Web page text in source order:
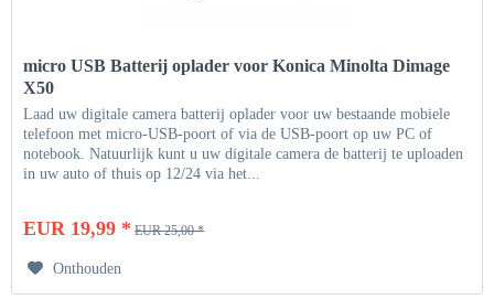
micro USB Batterij oplader voor Konica Minolta Dimage
X50
Laad uw digitale camera batterij oplader voor uw bestaande mobiele
telefoon met micro-USB-poort of via de USB-poort op uw PC of
notebook. Natuurlijk kunt u uw digitale camera de batterij te uploaden
in uw auto of thuis op 12/24 via het...
EUR 19,99 * EUR 25,00 *
Onthouden